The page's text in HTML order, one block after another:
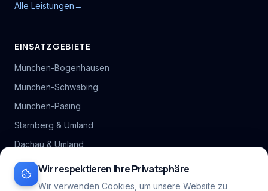
Alle Leistungen→
EINSATZGEBIETE
München-Bogenhausen
München-Schwabing
München-Pasing
Starnberg & Umland
Dachau & Umland
Alle Stadtteil-Hubs
Inhaltsverzeichnis
Wir respektieren Ihre Privatsphäre
Wir verwenden Cookies, um unsere Website zu